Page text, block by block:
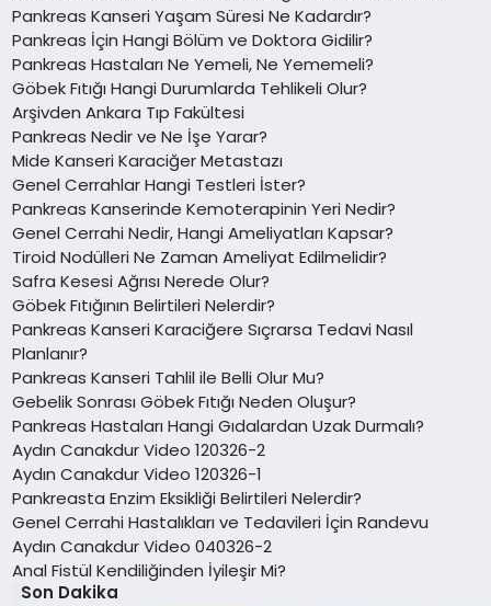
Pankreas Kanseri Yaşam Süresi Ne Kadardır?
Pankreas İçin Hangi Bölüm ve Doktora Gidilir?
Pankreas Hastaları Ne Yemeli, Ne Yememeli?
Göbek Fıtığı Hangi Durumlarda Tehlikeli Olur?
Arşivden Ankara Tıp Fakültesi
Pankreas Nedir ve Ne İşe Yarar?
Mide Kanseri Karaciğer Metastazı
Genel Cerrahlar Hangi Testleri İster?
Pankreas Kanserinde Kemoterapinin Yeri Nedir?
Genel Cerrahi Nedir, Hangi Ameliyatları Kapsar?
Tiroid Nodülleri Ne Zaman Ameliyat Edilmelidir?
Safra Kesesi Ağrısı Nerede Olur?
Göbek Fıtığının Belirtileri Nelerdir?
Pankreas Kanseri Karaciğere Sıçrarsa Tedavi Nasıl
Planlanır?
Pankreas Kanseri Tahlil ile Belli Olur Mu?
Gebelik Sonrası Göbek Fıtığı Neden Oluşur?
Pankreas Hastaları Hangi Gıdalardan Uzak Durmalı?
Aydın Canakdur Video 120326-2
Aydın Canakdur Video 120326-1
Pankreasta Enzim Eksikliği Belirtileri Nelerdir?
Genel Cerrahi Hastalıkları ve Tedavileri İçin Randevu
Aydın Canakdur Video 040326-2
Anal Fistül Kendiliğinden İyileşir Mi?
Son Dakika